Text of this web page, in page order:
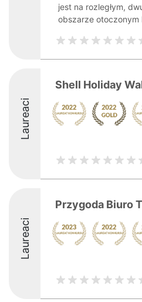
jest na rozległym,
obszarze otoczonym
Laureaci
Shell Holiday
Laureaci
Przygoda Biuro